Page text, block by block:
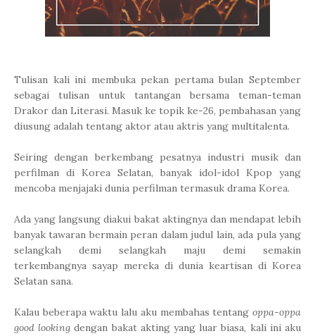
Tulisan kali ini membuka pekan pertama bulan September
sebagai tulisan untuk tantangan bersama teman-teman
Drakor dan Literasi. Masuk ke topik ke-26, pembahasan yang
diusung adalah tentang aktor atau aktris yang multitalenta.
Seiring dengan berkembang pesatnya industri musik dan
perfilman di Korea Selatan, banyak idol-idol Kpop yang
mencoba menjajaki dunia perfilman termasuk drama Korea.
Ada yang langsung diakui bakat aktingnya dan mendapat lebih
banyak tawaran bermain peran dalam judul lain, ada pula yang
selangkah demi selangkah maju demi semakin
terkembangnya sayap mereka di dunia keartisan di Korea
Selatan sana.
Kalau beberapa waktu lalu aku membahas tentang oppa-oppa
good looking dengan bakat akting yang luar biasa, kali ini aku